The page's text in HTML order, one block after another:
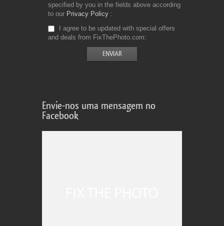
specified by you in the fields above according
to our Privacy Policy
I agree to be updated with special offers
and deals from FixThePhoto.com
Envie-nos uma mensagem no
Facebook